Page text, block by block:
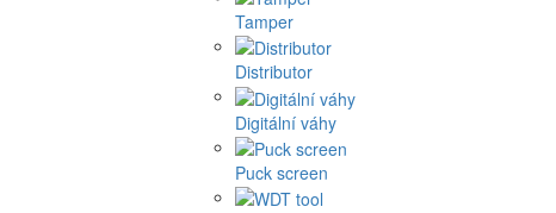
Tamper
Distributor
Digitální váhy
Puck screen